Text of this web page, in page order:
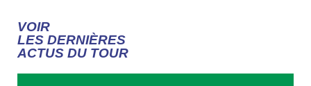
VOIR
LES DERNIÈRES
ACTUS DU TOUR